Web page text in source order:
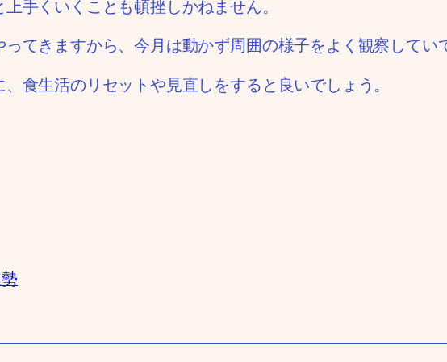
手くいくことも頓挫しかねません。
てきますから、今月は動かず周囲の様子をよく観察してい
食生活のリセットや見直しをすると良いでしょう。